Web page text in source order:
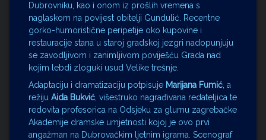
Dubrovniku, kao i onom iz prošlih vremena s
naglaskom na povijest obitelji Gundulić. Recentne
gorko-humoristične peripetije oko kupovine i
restauracije stana u staroj gradskoj jezgri nadopunjuju
se zavodljivom i zanimljivom poviješću Grada nad
kojim lebdi zloguki usud Velike trešnje.
Adaptaciju i dramatizaciju potpisuje Marijana Fumić , a
režiju Aida Bukvić , višestruko nagrađivana redateljica te
redovita profesorica na Odsjeku za glumu zagrebačke
Akademije dramske umjetnosti kojoj je ovo prvi
angažman na Dubrovačkim ljetnim igrama. Scenograf